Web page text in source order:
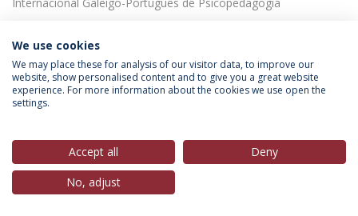
EMPREENDEDORISMO SOCIAL
Liderança dos coordenadores de departamento
: estudo realizado num agrupamento da zona
centro do país
Célia Ribeiro(with Pereira, Luís Manuel de Almeida). 2012.
DOWNLOAD AND MORE DETAILS
We use cookies
We may place these for analysis of our visitor data, to improve our
website, show personalised content and to give you a great website
experience. For more information about the cookies we use open the
settings.
Accept all
Deny
No, adjust